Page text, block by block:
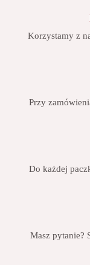
Korzystamy z
Przy
Do każdej
Masz pytanie?